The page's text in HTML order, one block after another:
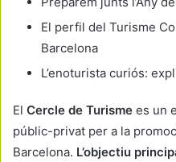
El perfil del Turisme
Barcelona
L’enoturista curiós:
El Cercle de Turisme es un
públic-privat per a la
Barcelona. L’objectiu